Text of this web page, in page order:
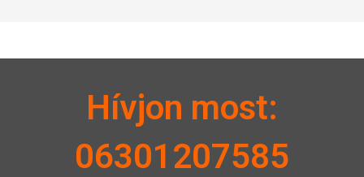
Hívjon most:
06301207585